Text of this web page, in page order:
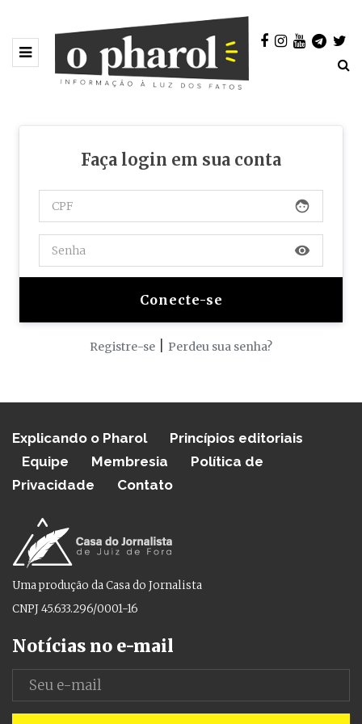
Faça login em sua conta
face
visibility
Registre-se Perdeu sua senha?
Explicando o Pharol
Princípios editoriais
Equipe
Membresia
Política de
Privacidade
Contato
Uma produção da Casa do Jornalista
CNPJ 45.633.296/0001-16
Notícias no e-mail